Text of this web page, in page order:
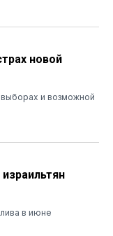
новой
выборах и возможной
в июне